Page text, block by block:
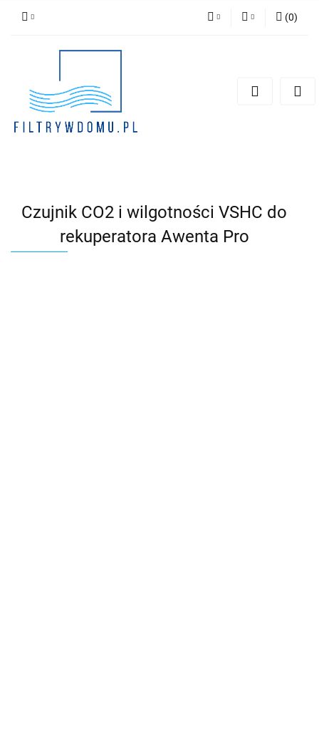
Dodaj zgłoszenie
(0)
Czujnik CO2 i wilgotności VSHC do
rekuperatora Awenta Pro